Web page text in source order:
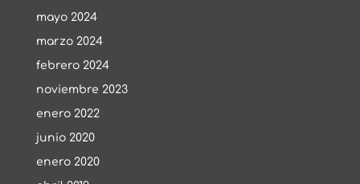
mayo 2024
marzo 2024
febrero 2024
noviembre 2023
enero 2022
junio 2020
enero 2020